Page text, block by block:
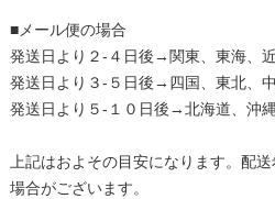
■メール便の場合
発送日より２-４日後→関東、東海、
発送日より３-５日後→四国、東北、
発送日より５-１０日後→北海道、沖
上記はおよその目安になります。配
場合がございます。